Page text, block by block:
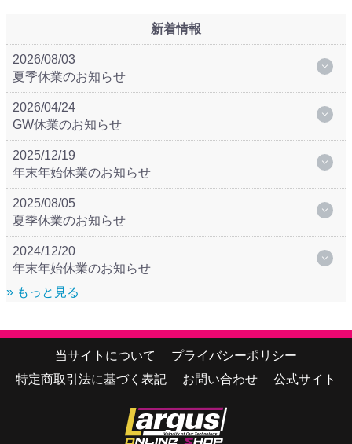
新着情報
2026/08/03
夏季休業のお知らせ
2026/04/24
GW休業のお知らせ
2025/12/19
年末年始休業のお知らせ
2025/08/05
夏季休業のお知らせ
2024/12/20
年末年始休業のお知らせ
» もっと見る
当サイトについて
プライバシーポリシー
特定商取引法に基づく表記
お問い合わせ 公式サイト